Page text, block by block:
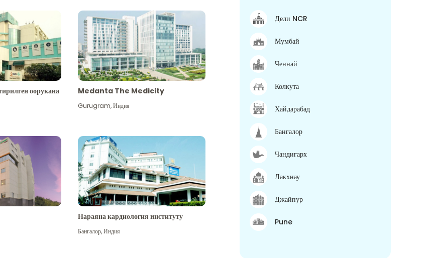
оорукана Medanta The Medicity
Gurugram,Индия
Нараяна кардиология институту
Бангалор,Индия
Дели NCR
Мумбай
Ченнай
Колкута
Хайдарабад
Бангалор
Чандигарх
Лакхнау
Джайпур
Pune